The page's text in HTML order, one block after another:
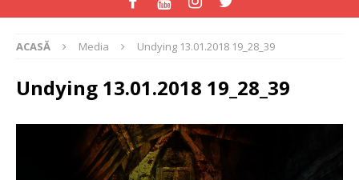
ACASĂ Media Undying 13.01.2018 19_28_39
Undying 13.01.2018 19_28_39